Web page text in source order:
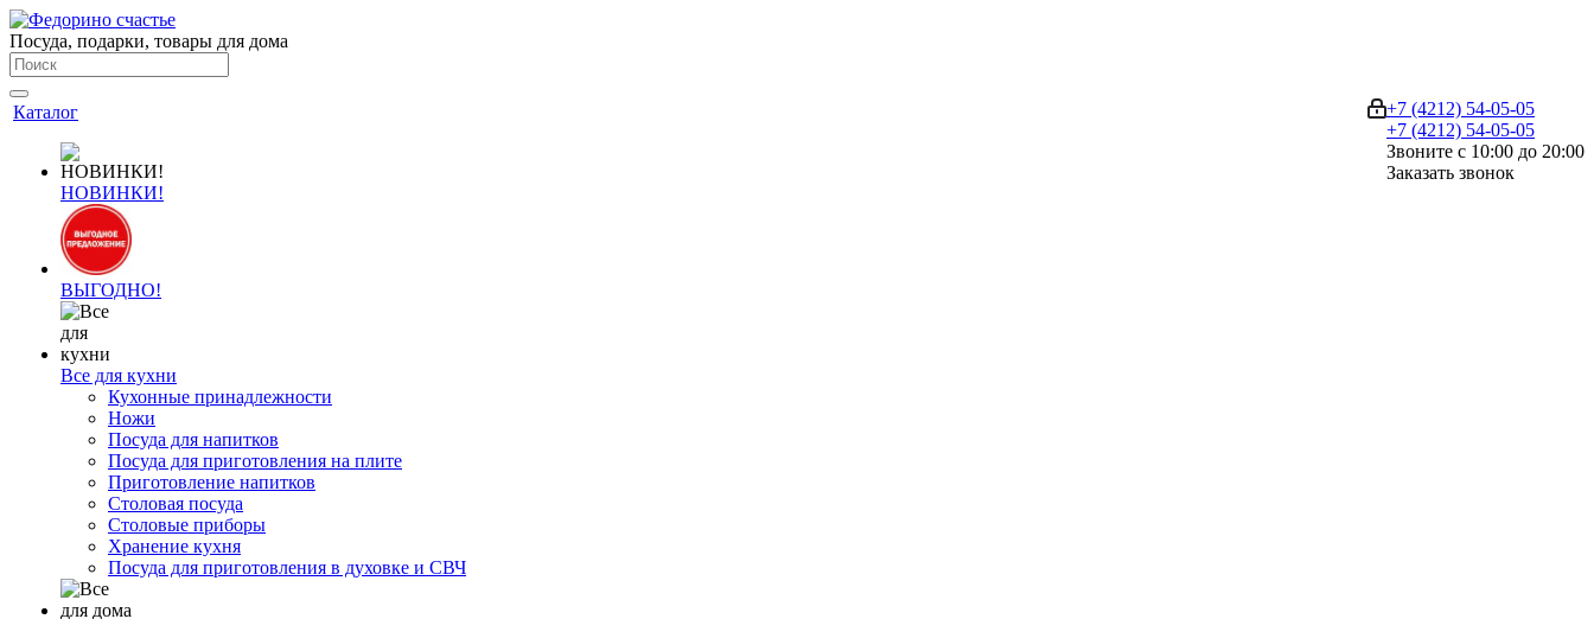
Посуда, подарки, товары для дома
+7 (4212) 54-05-05
+7 (4212) 54-05-05
Звоните с 10:00 до 20:00
Заказать звонок
Каталог
НОВИНКИ!
ВЫГОДНО!
Все для кухни
Кухонные принадлежности
Ножи
Посуда для напитков
Посуда для приготовления на плите
Приготовление напитков
Столовая посуда
Столовые приборы
Хранение кухня
Посуда для приготовления в духовке и СВЧ